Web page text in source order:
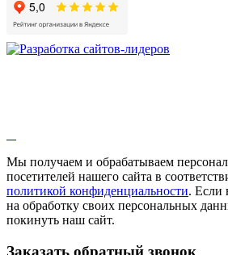
Мы получаем и обрабатываем
посетителей нашего сайта в
политикой конфиденциальности. Если
на обработку своих персональных
покинуть наш сайт.
Заказать обратный звонок